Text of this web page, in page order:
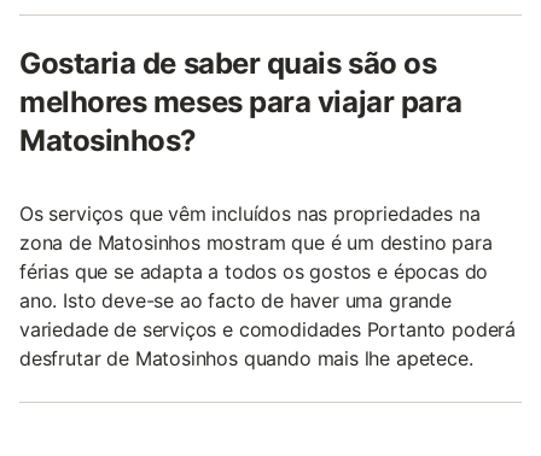
Gostaria de saber quais são os
melhores meses para viajar para
Matosinhos?
Os serviços que vêm incluídos nas propriedades na
zona de Matosinhos mostram que é um destino para
férias que se adapta a todos os gostos e épocas do
ano. Isto deve-se ao facto de haver uma grande
variedade de serviços e comodidades Portanto poderá
desfrutar de Matosinhos quando mais lhe apetece.